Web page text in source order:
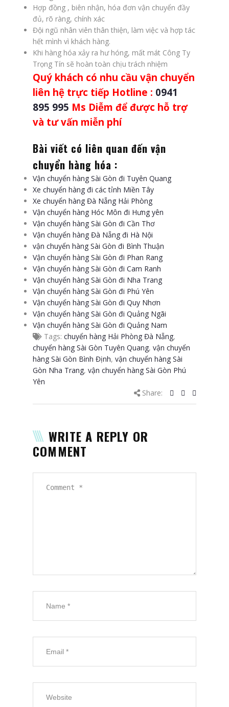
Hợp đồng , biên nhận, hóa đơn vận chuyển đầy
đủ, rõ ràng, chính xác
Đội ngũ nhân viên thân thiện, làm việc và hợp tác
hết mình vì khách hàng.
Khi hàng hóa xảy ra hư hóng, mất mát Công Ty
Trọng Tín sẽ hoàn toàn chịu trách nhiệm
Quý khách có nhu cầu vận chuyển
liên hệ trực tiếp Hotline : 0941
895 995 Ms Diễm để được hỗ trợ
và tư vấn miễn phí
Bài viết có liên quan đến vận
chuyển hàng hóa :
Vận chuyển hàng Sài Gòn đi Tuyên Quang
Xe chuyển hàng đi các tỉnh Miền Tây
Xe chuyển hàng Đà Nẵng Hải Phòng
Vận chuyển hàng Hóc Môn đi Hưng yên
Vận chuyển hàng Sài Gòn đi Cần Thơ
Vận chuyển hàng Đà Nẵng đi Hà Nội
vận chuyển hàng Sài Gòn đi Bình Thuận
Vận chuyển hàng Sài Gòn đi Phan Rang
Vận chuyển hàng Sài Gòn đi Cam Ranh
Vận chuyển hàng Sài Gòn đi Nha Trang
Vận chuyển hàng Sài Gòn đi Phú Yên
Vận chuyển hàng Sài Gòn đi Quy Nhơn
Vận chuyển hàng Sài Gòn đi Quảng Ngãi
Vận chuyển hàng Sài Gòn đi Quảng Nam
Tags: chuyển hàng Hải Phòng Đà Nẵng,
chuyển hàng Sài Gòn Tuyên Quang, vận chuyển
hàng Sài Gòn Bình Định, vận chuyển hàng Sài
Gòn Nha Trang, vận chuyển hàng Sài Gòn Phú
Yên
Share:
WRITE A REPLY OR
COMMENT